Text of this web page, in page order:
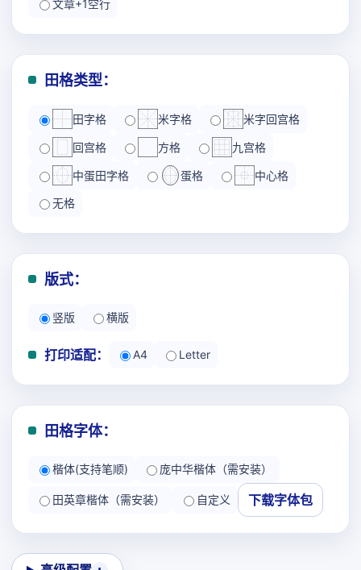
文章+1空行
田格类型：
田字格 米字格 米字回宫格
回宫格 方格 九宫格
中蛋田字格 蛋格 中心格
无格
版式：
竖版 横版
打印适配： A4 Letter
田格字体：
楷体(支持笔顺) 庞中华楷体（需安装）
田英章楷体（需安装） 自定义 下载字体包